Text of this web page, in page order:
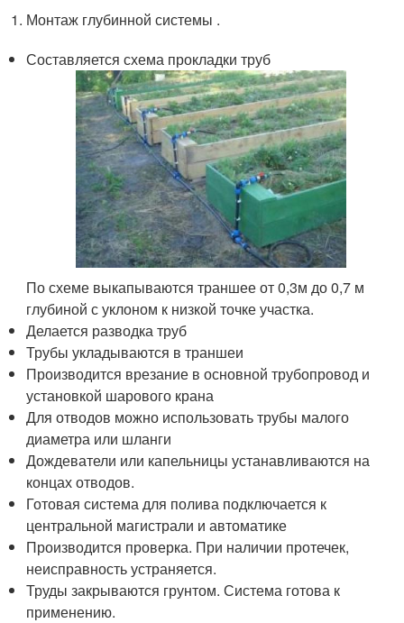
Монтаж глубинной системы .
Составляется схема прокладки труб
По схеме выкапываются траншее от 0,3м до 0,7 м
глубиной с уклоном к низкой точке участка.
Делается разводка труб
Трубы укладываются в траншеи
Производится врезание в основной трубопровод и
установкой шарового крана
Для отводов можно использовать трубы малого
диаметра или шланги
Дождеватели или капельницы устанавливаются на
концах отводов.
Готовая система для полива подключается к
центральной магистрали и автоматике
Производится проверка. При наличии протечек,
неисправность устраняется.
Труды закрываются грунтом. Система готова к
применению.